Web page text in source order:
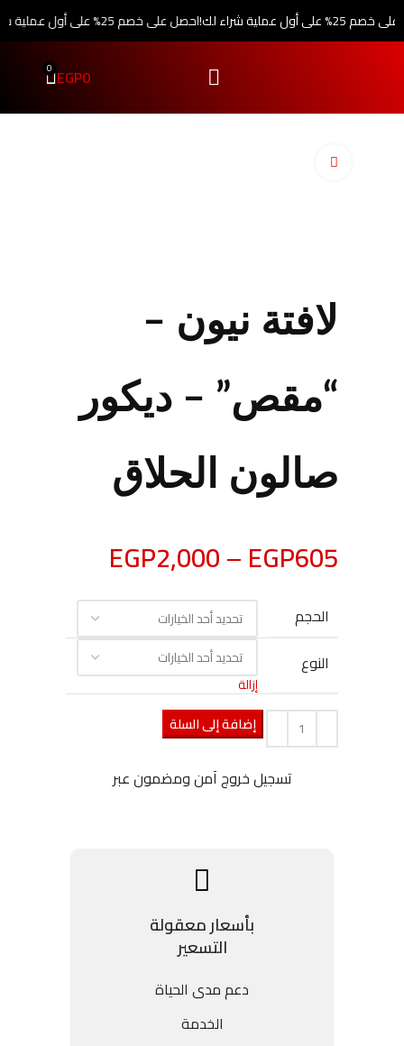
احصل على خصم 25% على أول عملية شراء لك! أول عملية شراء لك!
EGP0
0
لافتة نيون –
“مقص” – ديكور
صالون الحلاق
EGP605
–
EGP2,000
الحجم
النوع
إزالة
إضافة إلى السلة
تسجيل خروج آمن ومضمون عبر
بأسعار معقولة
التسعير
دعم مدى الحياة
الخدمة